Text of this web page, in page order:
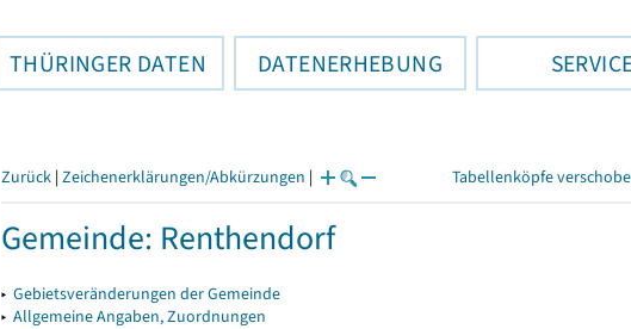
THÜRINGER DATEN DATENERHEBUNG
Zurück | Zeichenerklärungen/Abkürzungen | Tabellenköpfe
Gemeinde: Renthendorf
▸ Gebietsveränderungen der Gemeinde
▸ Allgemeine Angaben, Zuordnungen